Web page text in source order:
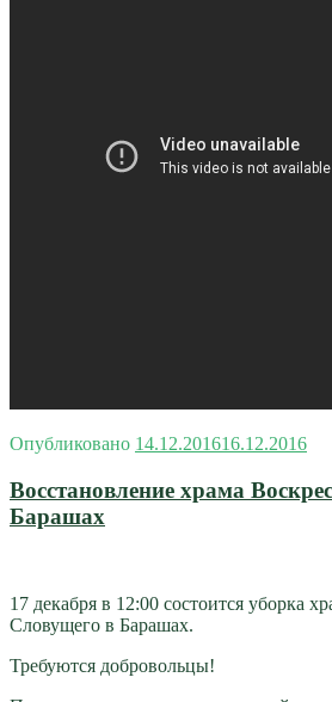
Опубликовано 14.12.201616.12.2016
Восстановление храма
Барашах
17 декабря в 12:00 состоится уборка
Словущего в Барашах.
Требуются добровольцы!